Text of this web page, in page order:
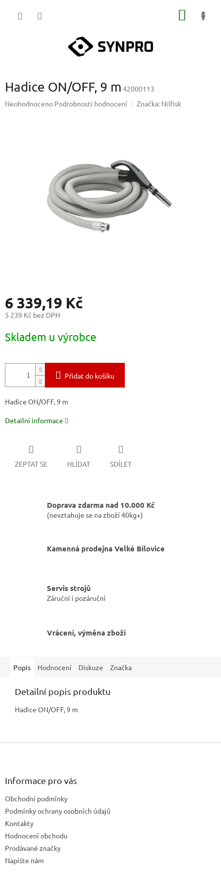
Hadice ON/OFF, 9 m 42000113
Průměrné
Neohodnoceno Podrobnosti hodnocení Značka: Nilfisk
6 339,19 Kč
5 239 Kč bez DPH
cena:
Skladem u výrobce
Přidat do košíku
Hadice ON/OFF, 9 m
Detailní informace
ZEPTAT SE HLÍDAT SDÍLET
Doprava zdarma nad 10.000 Kč
(nevztahuje se na zboží 40kg+)
Kamenná prodejna Velké Bílovice
Servis strojů
Záruční i pozáruční
Vrácení, výměna zboží
Popis Hodnocení Diskuze Značka
Detailní popis produktu
Hadice ON/OFF, 9 m
Z
Informace pro vás
Obchodní podmínky
Podmínky ochrany osobních údajů
Kontakty
Hodnocení obchodu
Prodávané značky
Napište nám